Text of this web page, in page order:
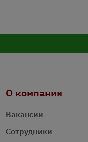
О компании
Вакансии
Сотрудники